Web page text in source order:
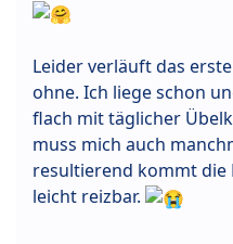
Leider verläuft das
ohne. Ich liege schon
flach mit täglicher
muss mich auch
resultierend kommt
leicht reizbar.